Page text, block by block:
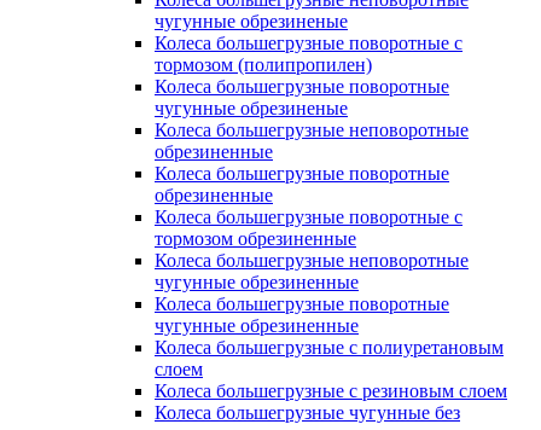
чугунные обрезиненые
Колеса большегрузные поворотные с
тормозом (полипропилен)
Колеса большегрузные поворотные
чугунные обрезиненые
Колеса большегрузные неповоротные
обрезиненные
Колеса большегрузные поворотные
обрезиненные
Колеса большегрузные поворотные с
тормозом обрезиненные
Колеса большегрузные неповоротные
чугунные обрезиненные
Колеса большегрузные поворотные
чугунные обрезиненные
Колеса большегрузные с полиуретановым
слоем
Колеса большегрузные с резиновым слоем
Колеса большегрузные чугунные без